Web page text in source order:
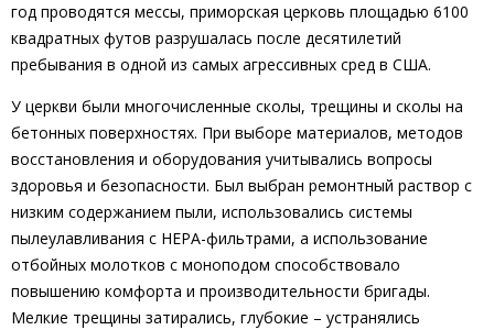
год проводятся мессы, приморская церковь площадью 6100
квадратных футов разрушалась после десятилетий
пребывания в одной из самых агрессивных сред в США.
У церкви были многочисленные сколы, трещины и сколы на
бетонных поверхностях. При выборе материалов, методов
восстановления и оборудования учитывались вопросы
здоровья и безопасности. Был выбран ремонтный раствор с
низким содержанием пыли, использовались системы
пылеулавливания с HEPA-фильтрами, а использование
отбойных молотков с моноподом способствовало
повышению комфорта и производительности бригады.
Мелкие трещины затирались, глубокие – устранялись